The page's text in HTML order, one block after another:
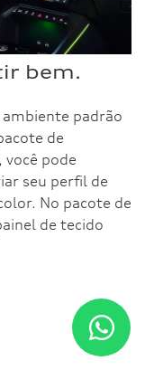
bem.
padrão
de
pode
seu perfil de
No pacote de
de tecido